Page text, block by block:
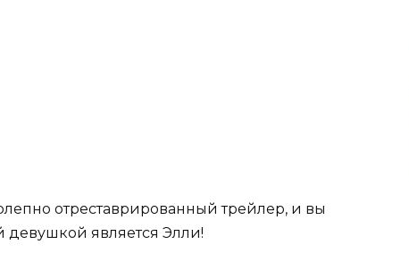
отреставрированный трейлер, и вы
девушкой является Элли!